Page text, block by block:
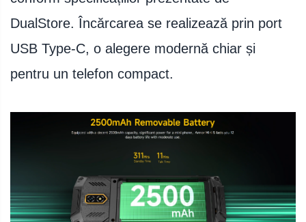
DualStore. Încărcarea se realizează prin port
USB Type-C, o alegere modernă chiar și
pentru un telefon compact.